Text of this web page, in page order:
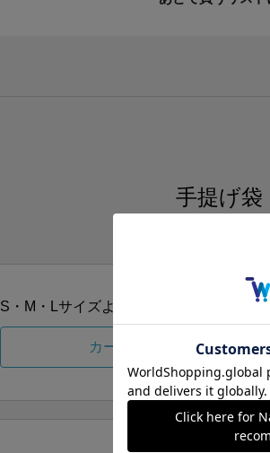
手提げ袋
S・M・Lの3つ
S・M・Lサイズより当店にお任せ
カートに入れる